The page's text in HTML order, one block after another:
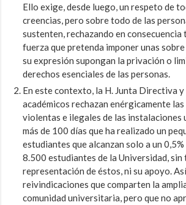
Ello exige, desde luego, un respeto de
creencias, pero sobre todo de las
sustenten, rechazando en consecuencia
fuerza que pretenda imponer unas
su expresión supongan la privación o
derechos esenciales de las personas.
En este contexto, la H. Junta Directiva
académicos rechazan enérgicamente
violentas e ilegales de las
más de 100 días que ha realizado un
estudiantes que alcanzan solo a un 0,5%
8.500 estudiantes de la Universidad, sin
representación de éstos, ni su apoyo.
reivindicaciones que comparten la
comunidad universitaria, pero que no